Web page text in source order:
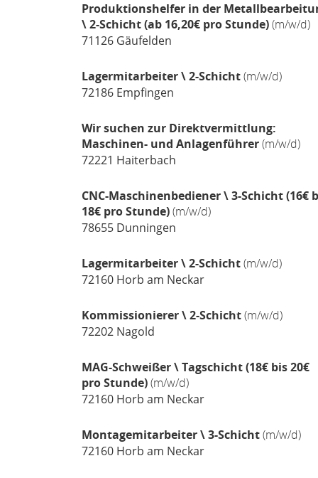
Produktionshelfer in der
\ 2-Schicht (ab 16,20€ pro Stunde)(m/w/d)
71126Gäufelden
Lagermitarbeiter \ 2-Schicht(m/w/d)
72186Empfingen
Wir suchen zur Direktvermittlung:
Maschinen- und Anlagenführer(m/w/d)
72221 Haiterbach
CNC-Maschinenbediener \ 3-Schicht (16€
18€ pro Stunde)(m/w/d)
78655Dunningen
Lagermitarbeiter \ 2-Schicht(m/w/d)
72160Horb am Neckar
Kommissionierer \ 2-Schicht(m/w/d)
72202Nagold
MAG-Schweißer \ Tagschicht (18€ bis 20€
pro Stunde)(m/w/d)
72160Horb am Neckar
Montagemitarbeiter \ 3-Schicht(m/w/d)
72160Horb am Neckar